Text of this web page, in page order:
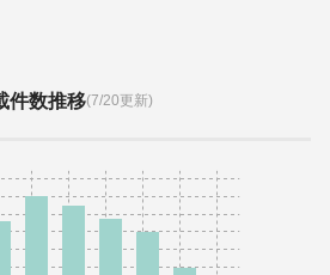
件数推移(7/20更新)